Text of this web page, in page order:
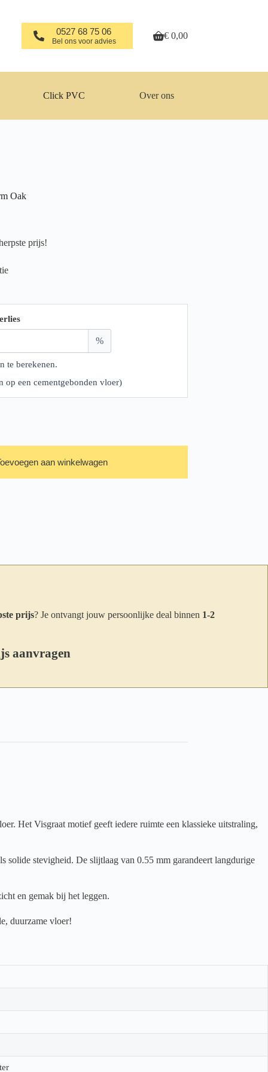
0527 68 75 06
Bel ons voor advies Winkelwagen
€0,00
Click PVC Over ons
Oak
prijs!
%
te berekenen.
op een cementgebonden vloer)
aan winkelwagen
prijs? Je ontvangt jouw persoonlijke deal binnen 1-2
aanvragen
Het Visgraat motief geeft iedere ruimte een klassieke uitstraling,
solide stevigheid. De slijtlaag van 0.55 mm garandeert langdurige
en gemak bij het leggen.
duurzame vloer!